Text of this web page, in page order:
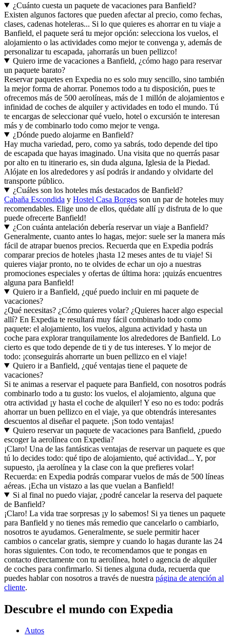
¿Cuánto cuesta un paquete de vacaciones para Banfield?
Existen algunos factores que pueden afectar al precio, como fechas,
clases, cadenas hoteleras... Si lo que quieres es ahorrar en tu viaje a
Banfield, el paquete será tu mejor opción: selecciona los vuelos, el
alojamiento o las actividades como mejor te convenga y, además de
personalizar tu escapada, ¡ahorrarás un buen pellizco!
Quiero irme de vacaciones a Banfield, ¿cómo hago para reservar
un paquete barato?
Reservar paquetes en Expedia no es solo muy sencillo, sino también
la mejor forma de ahorrar. Ponemos todo a tu disposición, pues te
ofrecemos más de 500 aerolíneas, más de 1 millón de alojamientos e
infinidad de coches de alquiler y actividades en todo el mundo. Tú
te encargas de seleccionar qué vuelo, hotel o excursión te interesan
más y de combinarlo todo como mejor te venga.
¿Dónde puedo alojarme en Banfield?
Hay mucha variedad, pero, como ya sabrás, todo depende del tipo
de escapada que hayas imaginado. Una visita que no querrás pasar
por alto en tu itinerario es, sin duda alguna, Iglesia de la Piedad.
Alójate en los alrededores y así podrás ir andando y olvidarte del
transporte público.
¿Cuáles son los hoteles más destacados de Banfield?
Cabaña Escondida y Hostel Casa Borges son un par de hoteles muy
recomendables. Elige uno de ellos, quédate allí ¡y disfruta de lo que
puede ofrecerte Banfield!
¿Con cuánta antelación debería reservar un viaje a Banfield?
Generalmente, cuanto antes lo hagas, mejor: suele ser la manera más
fácil de atrapar buenos precios. Recuerda que en Expedia podrás
comparar precios de hoteles ¡hasta 12 meses antes de tu viaje! Si
quieres viajar pronto, no te olvides de echar un ojo a nuestras
promociones especiales y ofertas de última hora: ¡quizás encuentres
alguna para Banfield!
Quiero ir a Banfield, ¿qué puedo incluir en mi paquete de
vacaciones?
¿Qué necesitas? ¿Cómo quieres volar? ¿Quieres hacer algo especial
allí? En Expedia te resultará muy fácil combinarlo todo como
paquete: el alojamiento, los vuelos, alguna actividad y hasta un
coche para explorar tranquilamente los alrededores de Banfield. Lo
cierto es que todo depende de ti y de tus intereses. Y lo mejor de
todo: ¡conseguirás ahorrarte un buen pellizco en el viaje!
Quiero ir a Banfield, ¿qué ventajas tiene el paquete de
vacaciones?
Si te animas a reservar el paquete para Banfield, con nosotros podrás
combinarlo todo a tu gusto: los vuelos, el alojamiento, alguna que
otra actividad ¡y hasta el coche de alquiler! Y eso no es todo: podrás
ahorrar un buen pellizco en el viaje, ya que obtendrás interesantes
descuentos al diseñar el paquete. ¡Son todo ventajas!
Quiero reservar un paquete de vacaciones para Banfield, ¿puedo
escoger la aerolínea con Expedia?
¡Claro! Una de las fantásticas ventajas de reservar un paquete es que
tú lo decides todo: qué tipo de alojamiento, qué actividad... Y, por
supuesto, ¡la aerolínea y la clase con la que prefieres volar!
Recuerda: en Expedia podrás comparar vuelos de más de 500 líneas
aéreas. ¡Echa un vistazo a las que vuelan a Banfield!
Si al final no puedo viajar, ¿podré cancelar la reserva del paquete
de Banfield?
¡Claro! La vida trae sorpresas ¡y lo sabemos! Si ya tienes un paquete
para Banfield y no tienes más remedio que cancelarlo o cambiarlo,
nosotros te ayudamos. Generalmente, se suele permitir hacer
cambios o cancelar gratis, siempre y cuando lo hagas durante las 24
horas siguientes. Con todo, te recomendamos que te pongas en
contacto directamente con tu aerolínea, hotel o agencia de alquiler
de coches para confirmarlo. Si tienes alguna duda, recuerda que
puedes hablar con nosotros a través de nuestra página de atención al
cliente.
Descubre el mundo con Expedia
Autos